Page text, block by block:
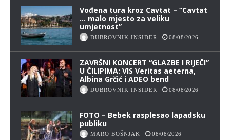
Vođena tura kroz Cavtat – “Cavtat
… malo mjesto za veliku
umjetnost”
DUBROVNIK INSIDER 08/08/2026
ZAVRŠNI KONCERT “GLAZBE I RIJEČI”
U ČILIPIMA: VIS Veritas aeterna,
Albina Grčić i ADEO bend
DUBROVNIK INSIDER 08/08/2026
FOTO – Bebek rasplesao lapadsku
publiku
MARO BOŠNJAK 08/08/2026